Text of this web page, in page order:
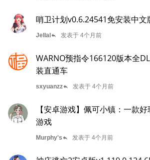
哨卫计划v0.6.24541免安装中文
Jellal reply 发表于 4个月前
WARNO预指令166120版本全
装直通车
sxyuanzzreply 发表于 4个月前
【安卓游戏】佩可小镇：一款
游戏
Murphy'sreply 发表于 4个月前